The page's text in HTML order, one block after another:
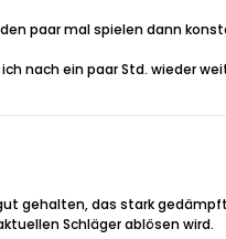
paar mal spielen dann
nach ein paar Std. wieder
gehalten, das stark
Schläger ablösen wird.